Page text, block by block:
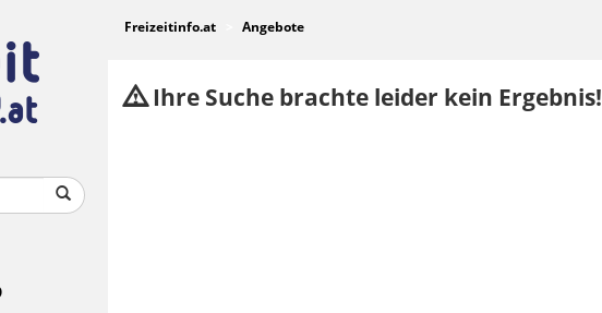
Freizeitinfo.at Angebote
Ihre Suche brachte leider kein Ergebnis!